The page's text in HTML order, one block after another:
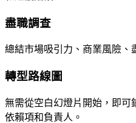
盡職調查
總結市場吸引力、商業風險、
轉型路線圖
無需從空白幻燈片開始，即可
依賴項和負責人。